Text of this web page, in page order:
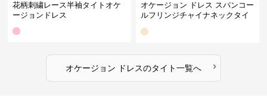
花柄刺繍レース半袖タイトオケ
ージョンドレス
オケージョン ドレス スパンコー
ルフリンジチャイナネックタイ
オケージョン ドレスのタイト一覧へ ›